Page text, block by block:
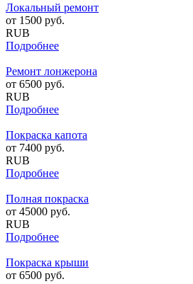
Локальный ремонт
от 1500 руб.
RUB
Подробнее
Ремонт лонжерона
от 6500 руб.
RUB
Подробнее
Покраска капота
от 7400 руб.
RUB
Подробнее
Полная покраска
от 45000 руб.
RUB
Подробнее
Покраска крыши
от 6500 руб.